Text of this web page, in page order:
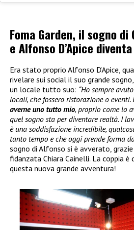
Foma Garden, il sogno
e Alfonso D’Apice
Era stato proprio Alfonso D’Apice,
rivelare sui social il suo grande
un locale tutto suo: “Ho sempre
locali, che fossero ristorazione o eventi.
averne uno tutto mio, proprio come lo
quel sogno sta per diventare realtà. I
è una soddisfazione incredibile,
tanto tempo e che oggi prende forma
sogno di Alfonso si è avverato,
fidanzata Chiara Cainelli. La coppia è
questa nuova grande avventura!